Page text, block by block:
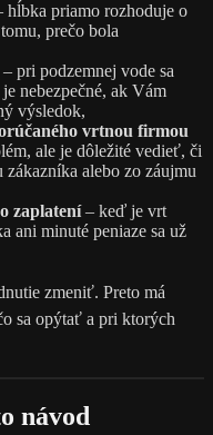
hĺbka priamo rozhoduje o
prečo bola
– pri podzemnej vode sa
nebezpečné, ak Vám
výsledok,
vrtnou firmou
ale je dôležité vedieť, či
alebo zo záujmu
zaplatení– keď je vrt
ani minuté peniaze sa už
zmeniť. Preto má
sa opýtať a pri ktorých
návod